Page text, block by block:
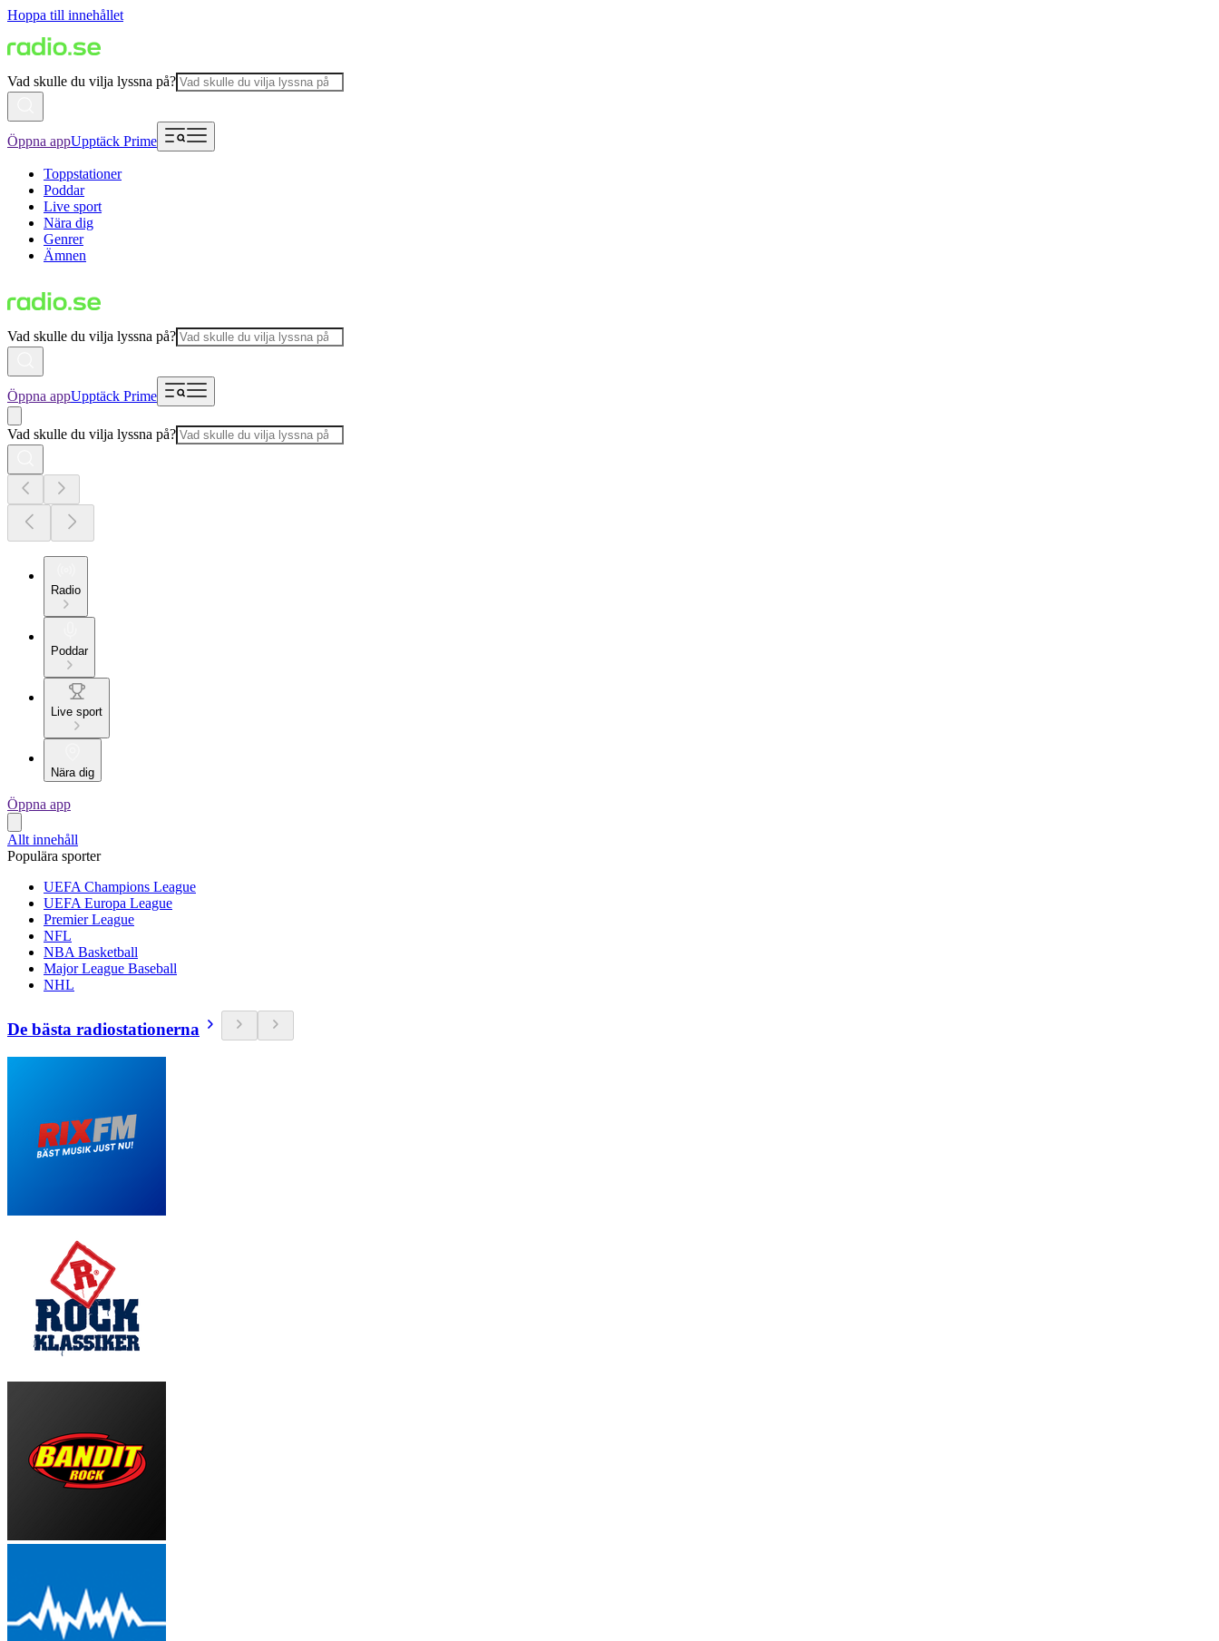
Hoppa till innehållet
Vad skulle du vilja lyssna på?
Öppna appUpptäck Prime
Toppstationer
Poddar
Live sport
Nära dig
Genrer
Ämnen
Vad skulle du vilja lyssna på?
Öppna appUpptäck Prime
Vad skulle du vilja lyssna på?
Radio
Poddar
Live sport
Nära dig
Öppna app
Allt innehåll
Populära sporter
UEFA Champions League
UEFA Europa League
Premier League
NFL
NBA Basketball
Major League Baseball
NHL
De bästa radiostationerna